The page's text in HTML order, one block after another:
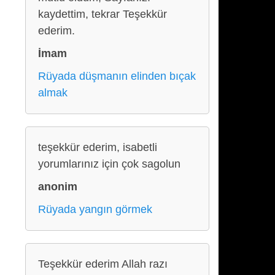
kaydettim, tekrar Teşekkür
ederim.
İmam
Rüyada düşmanın elinden bıçak
almak
teşekkür ederim, isabetli
yorumlarınız için çok sagolun
anonim
Rüyada yangın görmek
Teşekkür ederim Allah razı